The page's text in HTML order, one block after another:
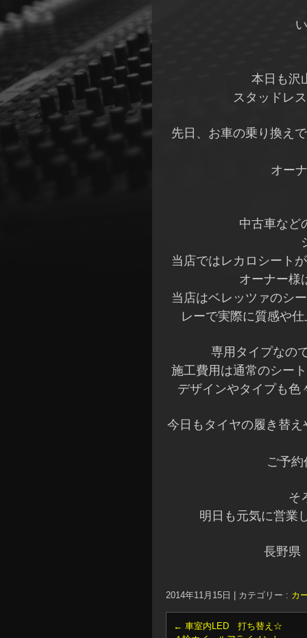
本日も沢
スタッドレ
先日、お車の乗り換え
オー
中古車など
当店ではレカロシート
オーナー様
当店はベレッツァのシ
レーで実際に質感や
専用タイプなの
施工費用は通常のシー
デザインやタイプも色
今日もタイヤの履き替
ご予
そ
明日も元気に営業
長野県
2014年11月15日 カテゴリー : カ
← 車室内LED 打ち替え☆